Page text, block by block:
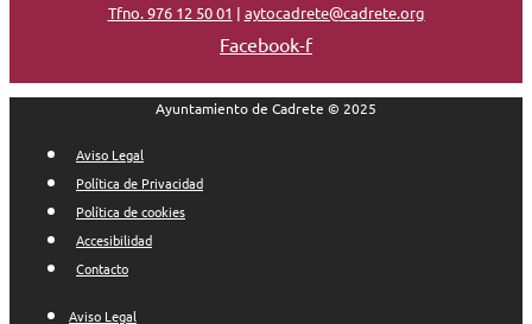
Tfno. 976 12 50 01 | aytocadrete@cadrete.org
Facebook-f
Ayuntamiento de Cadrete © 2025
Aviso Legal
Política de Privacidad
Política de cookies
Accesibilidad
Contacto
Aviso Legal